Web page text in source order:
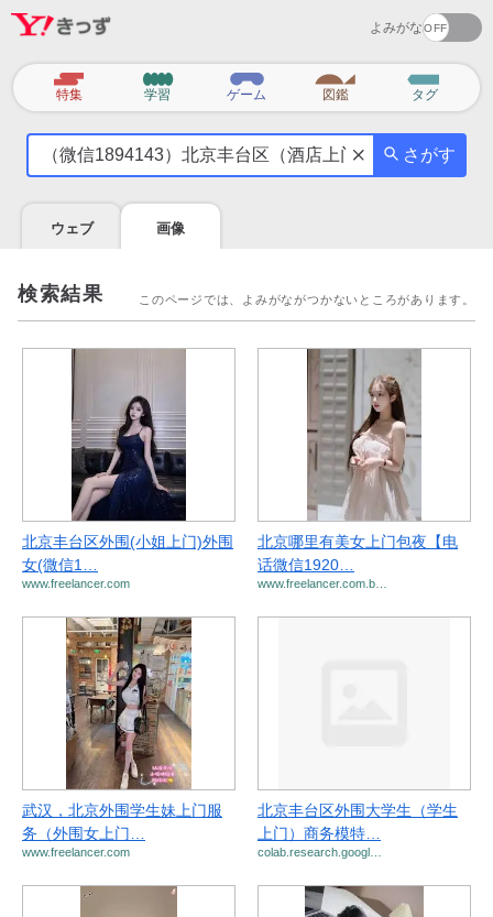
よみがな
カ
テ
特集 学習 ゲーム 図鑑 タグ
気
を
調
べ
よ
さがす
ウェブ 画像
検索結果 このページでは、よみがながつかないところがあります。
北京丰台区外围(小姐上门)外围
女(微信1…
www.freelancer.com
北京哪里有美女上门包夜【电
话微信1920…
www.freelancer.com.b…
武汉，北京外围学生妹上门服
务（外围女上门…
www.freelancer.com
北京丰台区外围大学生（学生
上门）商务模特…
colab.research.googl…